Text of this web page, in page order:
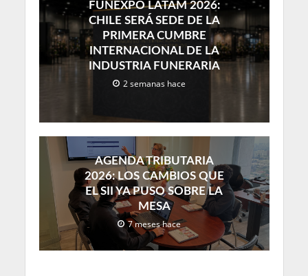
FUNEXPO LATAM 2026:
CHILE SERÁ SEDE DE LA
PRIMERA CUMBRE
INTERNACIONAL DE LA
INDUSTRIA FUNERARIA
2 semanas hace
AGENDA TRIBUTARIA
2026: LOS CAMBIOS QUE
EL SII YA PUSO SOBRE LA
MESA
7 meses hace